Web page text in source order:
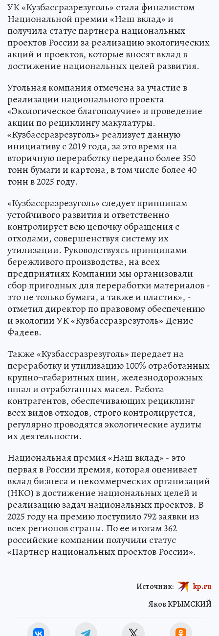
УК «Кузбассразрезуголь» стала финалистом
Национальной премии «Наш вклад» и
получила статус партнера национальных
проектов России за реализацию экологических
акций и проектов, которые вносят вклад в
достижение национальных целей развития.
Угольная компания отмечена за участие в
реализации национального проекта
«Экологическое благополучие» и проведение
акции по рециклингу макулатуры.
«Кузбассразрезуголь» реализует данную
инициативу с 2019 года, за это время на
вторичную переработку передано более 350
тонн бумаги и картона, в том числе более 40
тонн в 2025 году.
«Кузбассразрезуголь» следует принципам
устойчивого развития и ответственно
контролирует всю цепочку обращения с
отходами, совершенствуя систему их
утилизации. Руководствуясь принципами
бережливого производства, на всех
предприятиях Компании мы организовали
сбор пригодных для переработки материалов -
это не только бумага, а также и пластик», -
отметил директор по правовому обеспечению
и экологии УК «Кузбассразрезуголь» Денис
Фадеев.
Также «Кузбассразрезуголь» передает на
переработку и утилизацию 100% отработанных
крупно¬габаритных шин, железнодорожных
шпал и отработанных масел. Работа
контрагентов, обеспечивающих рециклинг
всех видов отходов, строго контролируется,
регулярно проводятся экологические аудиты
их деятельности.
Национальная премия «Наш вклад» - это
первая в России премия, которая оценивает
вклад бизнеса и некоммерческих организаций
(НКО) в достижение национальных целей и
реализацию задач национальных проектов. В
2025 году на премию поступило 792 заявки из
всех регионов страны. По ее итогам 362
российские компании получили статус
«Партнер национальных проектов России».
Яков КРЫМСКИЙ
Источник: kp.ru